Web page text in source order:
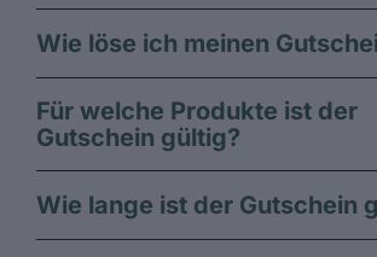
Wie löse ich meinen
Für welche Produkte ist der
Gutschein gültig?
Wie lange ist der Gutschein